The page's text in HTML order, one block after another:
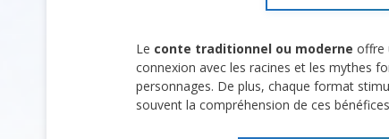
Le conte traditionnel ou moderne offre
connexion avec les racines et les mythes
personnages. De plus, chaque format
souvent la compréhension de ces